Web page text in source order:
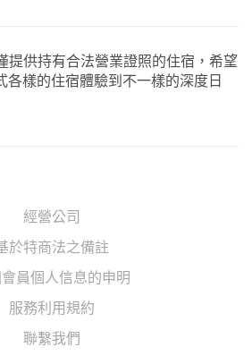
提供持有合法營業證照的住宿，希望
各樣的住宿體驗到不一樣的深度日
經營公司
於特商法之備註
員個人信息的申明
服務利用規約
聯繫我們